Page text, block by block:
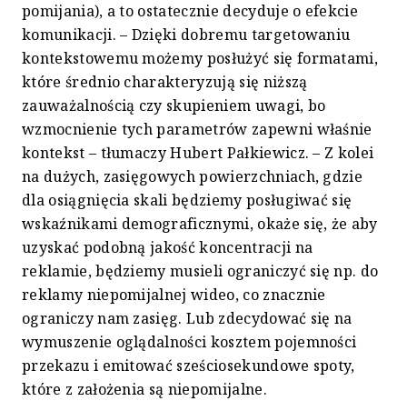
pomijania), a to ostatecznie decyduje o efekcie
komunikacji. – Dzięki dobremu targetowaniu
kontekstowemu możemy posłużyć się formatami,
które średnio charakteryzują się niższą
zauważalnością czy skupieniem uwagi, bo
wzmocnienie tych parametrów zapewni właśnie
kontekst – tłumaczy Hubert Pałkiewicz. – Z kolei
na dużych, zasięgowych powierzchniach, gdzie
dla osiągnięcia skali będziemy posługiwać się
wskaźnikami demograficznymi, okaże się, że aby
uzyskać podobną jakość koncentracji na
reklamie, będziemy musieli ograniczyć się np. do
reklamy niepomijalnej wideo, co znacznie
ograniczy nam zasięg. Lub zdecydować się na
wymuszenie oglądalności kosztem pojemności
przekazu i emitować sześciosekundowe spoty,
które z założenia są niepomijalne.